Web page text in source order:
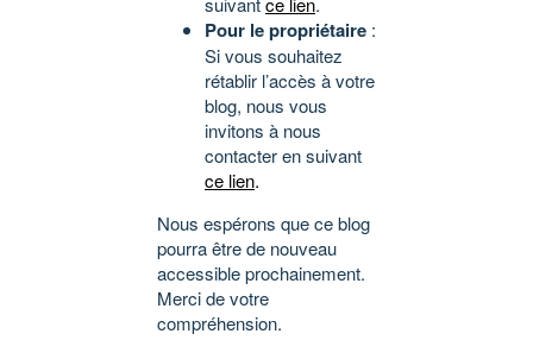
Pour le propriétaire :
Si vous souhaitez
rétablir l’accès à votre
blog, nous vous
invitons à nous
contacter en suivant
ce lien.
Nous espérons que ce blog
pourra être de nouveau
accessible prochainement.
Merci de votre
compréhension.